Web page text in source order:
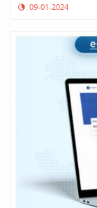
09-01-2024